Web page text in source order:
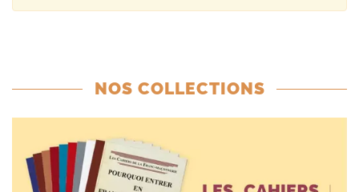
NOS COLLECTIONS